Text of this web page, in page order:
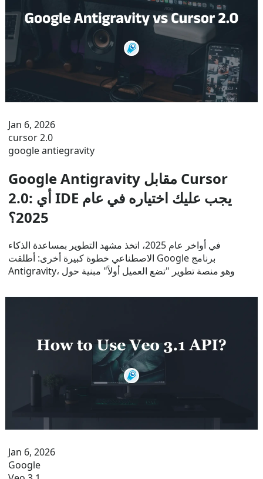
Jan 6, 2026
cursor 2.0
google antiegravity
Google Antigravity مقابل Cursor
2.0: أي IDE يجب عليك اختياره في عام
2025؟
في أواخر عام 2025، اتخذ مشهد التطوير بمساعدة الذكاء
الاصطناعي خطوة كبيرة أخرى: أطلقت Google برنامج
Antigravity، وهو منصة تطوير "تضع العميل أولاً" مبنية حول
Jan 6, 2026
Google